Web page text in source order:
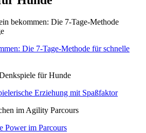
Die 7‑Ta­ge-Metho­de für schnel­le
Erzie­hung mit Spaß­fak­tor
Power im Par­cours